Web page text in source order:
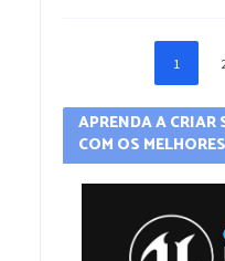
1
APRENDA A CRIAR
COM OS